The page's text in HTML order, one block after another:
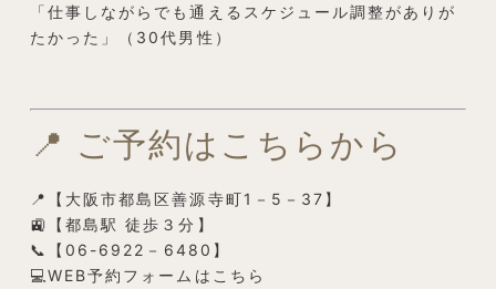
「仕事しながらでも通えるスケジュール調整がありが
たかった」（30代男性）
📍 ご予約はこちらから
📍【大阪市都島区善源寺町1－5－37】
🚉【都島駅 徒歩３分】
📞【06-6922－6480】
💻WEB予約フォームはこちら